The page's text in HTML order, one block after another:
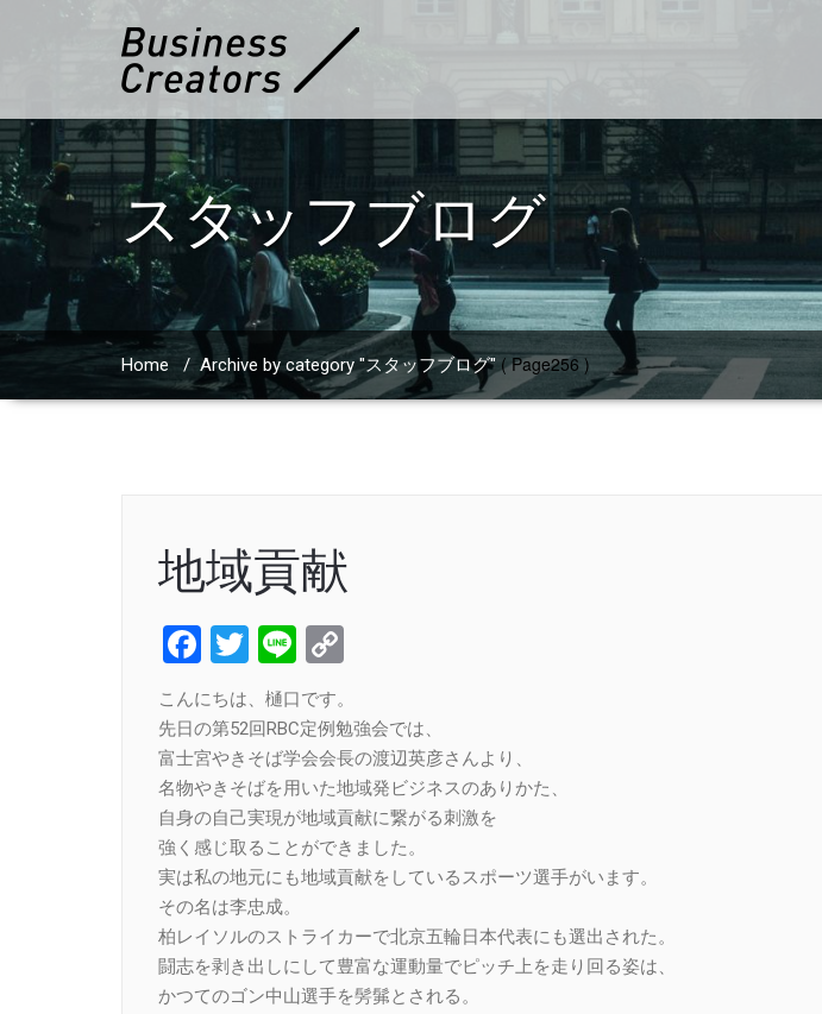
スタッフブログ
Home / Archive by category "スタッフブログ" ( Page256 )
地域貢献
Facebook
Twitter
Line
こんにちは、樋口です。
先日の第52回RBC定例勉強会では、
富士宮やきそば学会会長の渡辺英彦さんより、
名物やきそばを用いた地域発ビジネスのありかた、
自身の自己実現が地域貢献に繋がる刺激を
強く感じ取ることができました。
実は私の地元にも地域貢献をしているスポーツ選手がいます。
その名は李忠成。
柏レイソルのストライカーで北京五輪日本代表にも選出された。
闘志を剥き出しにして豊富な運動量でピッチ上を走り回る姿は、
かつてのゴン中山選手を髣髴とされる。